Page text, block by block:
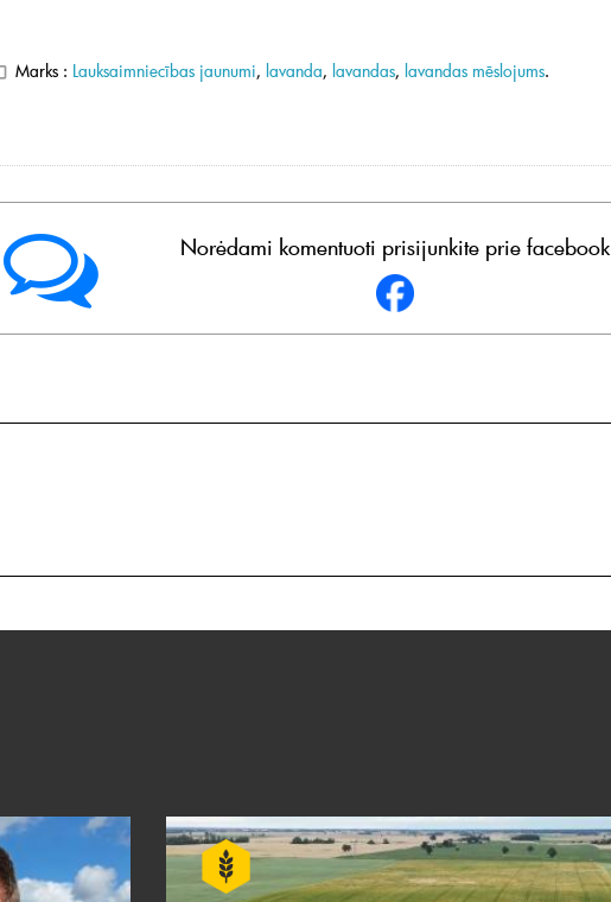
Marks : Lauksaimniecības jaunumi, lavanda, lavandas, lavandas mēslojums.
Norėdami komentuoti prisijunkite prie facebook